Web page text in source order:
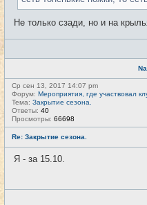
Не только сзади, но и на
Ср сен 13, 2017 14:07 pm
Форум: Мероприятия, где участвовал
Тема: Закрытие сезона.
Ответы: 40
Просмотры: 66698
Re: Закрытие сезона.
Я - за 15.10.